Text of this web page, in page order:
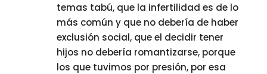
temas tabú, que la infertilidad es de lo
más común y que no debería de haber
exclusión social, que el decidir tener
hijos no debería romantizarse, porque
los que tuvimos por presión, por esa